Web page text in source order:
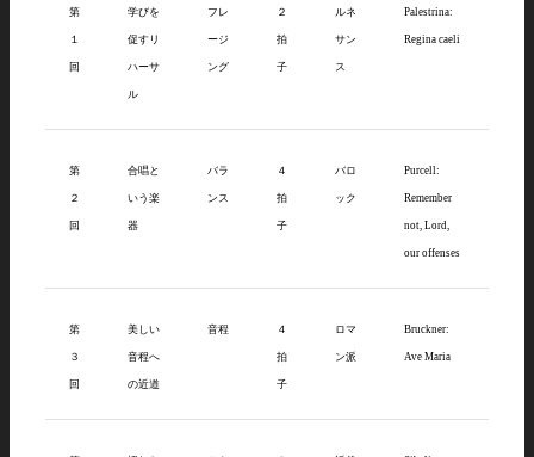
第
１
回
学びを
促すリ
ハーサ
ル
フレ
ージ
ング
２
拍
子
ルネ
サン
ス
Palestrina:
Regina caeli
第
２
回
合唱と
いう楽
器
バラ
ンス
４
拍
子
バロ
ック
Purcell:
Remember
not, Lord,
our offenses
第
３
回
美しい
音程へ
の近道
音程 ４
拍
子
ロマ
ン派
Bruckner:
Ave Maria